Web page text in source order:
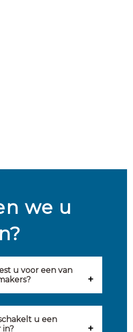
we u
u voor een van
op kwaliteit,
u een
in?